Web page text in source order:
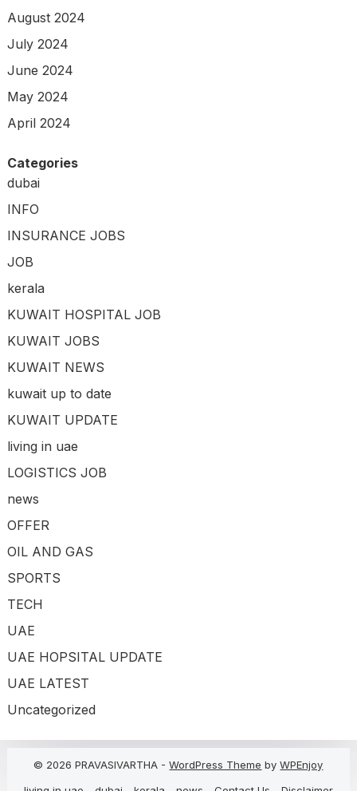
August 2024
July 2024
June 2024
May 2024
April 2024
Categories
dubai
INFO
INSURANCE JOBS
JOB
kerala
KUWAIT HOSPITAL JOB
KUWAIT JOBS
KUWAIT NEWS
kuwait up to date
KUWAIT UPDATE
living in uae
LOGISTICS JOB
news
OFFER
OIL AND GAS
SPORTS
TECH
UAE
UAE HOPSITAL UPDATE
UAE LATEST
Uncategorized
© 2026 PRAVASIVARTHA -WordPress Theme byWPEnjoy